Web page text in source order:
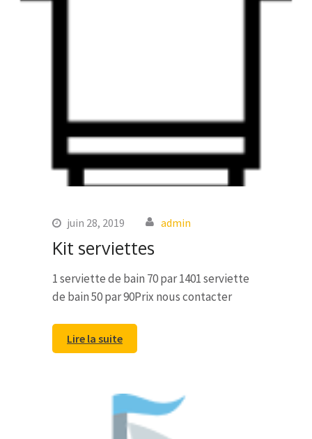
juin 28, 2019 admin
Kit serviettes
1 serviette de bain 70 par 1401 serviette
de bain 50 par 90Prix nous contacter
Lire la suite